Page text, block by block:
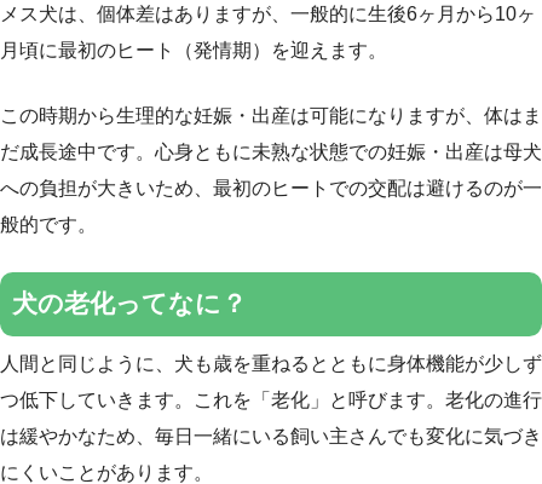
メス犬は、個体差はありますが、一般的に生後6ヶ月から10ヶ
月頃に最初のヒート（発情期）を迎えます。
この時期から生理的な妊娠・出産は可能になりますが、体はま
だ成長途中です。心身ともに未熟な状態での妊娠・出産は母犬
への負担が大きいため、最初のヒートでの交配は避けるのが一
般的です。
犬の老化ってなに？
人間と同じように、犬も歳を重ねるとともに身体機能が少しず
つ低下していきます。これを「老化」と呼びます。老化の進行
は緩やかなため、毎日一緒にいる飼い主さんでも変化に気づき
にくいことがあります。